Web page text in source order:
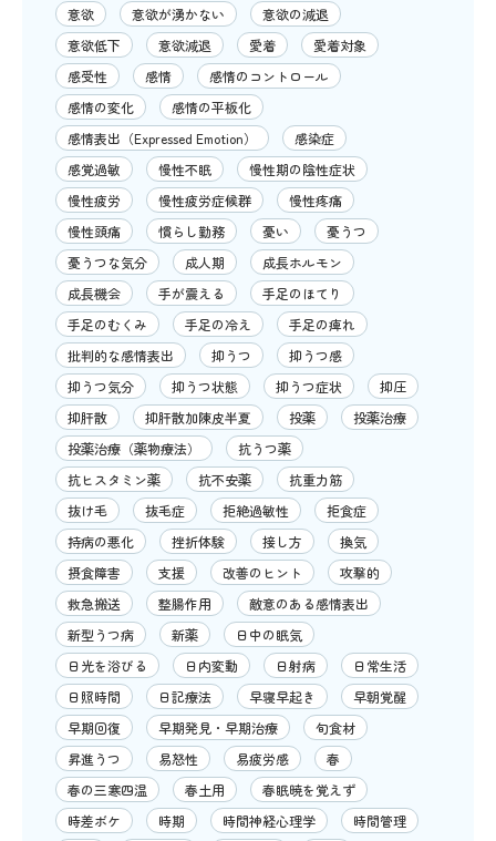
意欲
意欲が湧かない
意欲の減退
意欲低下
意欲減退 愛着
愛着対象
感受性
感情
感情のコントロール
感情の変化
感情の平板化
感情表出（Expressed Emotion）
感染症
感覚過敏
慢性不眠
慢性期の陰性症状
慢性疲労
慢性疲労症候群
慢性疼痛
慢性頭痛
慣らし勤務 憂い
憂うつ
憂うつな気分
成人期
成長ホルモン
成長機会
手が震える
手足のほてり
手足のむくみ
手足の冷え
手足の痺れ
批判的な感情表出
抑うつ
抑うつ感
抑うつ気分
抑うつ状態 抑うつ症状
抑圧
抑肝散
抑肝散加陳皮半夏 投薬
投薬治療
投薬治療（薬物療法）
抗うつ薬
抗ヒスタミン薬
抗不安薬
抗重力筋
抜け毛
抜毛症 拒絶過敏性
拒食症
持病の悪化
挫折体験 接し方
換気
摂食障害
支援 改善のヒント
攻撃的
救急搬送
整腸作用
敵意のある感情表出
新型うつ病
新薬
日中の眠気
日光を浴びる
日内変動 日射病
日常生活
日照時間
日記療法 早寝早起き
早朝覚醒
早期回復
早期発見・早期治療
旬食材
昇進うつ
易怒性 易疲労感
春
春の三寒四温
春土用
春眠暁を覚えず
時差ボケ
時期 時間神経心理学
時間管理